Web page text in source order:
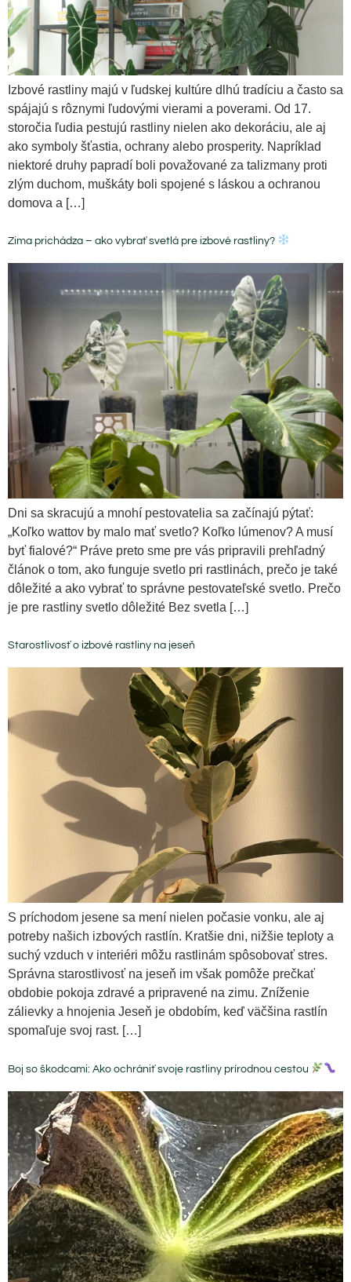
Izbové rastliny majú v ľudskej kultúre dlhú tradíciu a často sa
spájajú s rôznymi ľudovými vierami a poverami. Od 17.
storočia ľudia pestujú rastliny nielen ako dekoráciu, ale aj
ako symboly šťastia, ochrany alebo prosperity. Napríklad
niektoré druhy papradí boli považované za talizmany proti
zlým duchom, muškáty boli spojené s láskou a ochranou
domova a […]
Zima prichádza – ako vybrať svetlá pre izbové rastliny?
Dni sa skracujú a mnohí pestovatelia sa začínajú pýtať:
„Koľko wattov by malo mať svetlo? Koľko lúmenov? A musí
byť fialové?“ Práve preto sme pre vás pripravili prehľadný
článok o tom, ako funguje svetlo pri rastlinách, prečo je také
dôležité a ako vybrať to správne pestovateľské svetlo. Prečo
je pre rastliny svetlo dôležité Bez svetla […]
Starostlivosť o izbové rastliny na jeseň
S príchodom jesene sa mení nielen počasie vonku, ale aj
potreby našich izbových rastlín. Kratšie dni, nižšie teploty a
suchý vzduch v interiéri môžu rastlinám spôsobovať stres.
Správna starostlivosť na jeseň im však pomôže prečkať
obdobie pokoja zdravé a pripravené na zimu. Zníženie
zálievky a hnojenia Jeseň je obdobím, keď väčšina rastlín
spomaľuje svoj rast. […]
Boj so škodcami: Ako ochrániť svoje rastliny prírodnou cestou